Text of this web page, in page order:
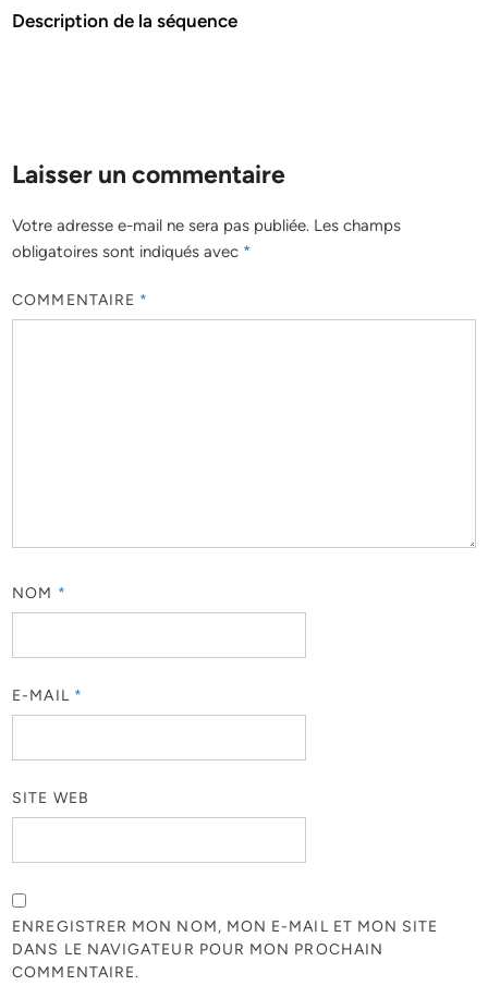
Description de la séquence
Laisser un commentaire
Votre adresse e-mail ne sera pas publiée. Les champs
obligatoires sont indiqués avec *
COMMENTAIRE *
NOM *
E-MAIL *
SITE WEB
ENREGISTRER MON NOM, MON E-MAIL ET MON SITE
DANS LE NAVIGATEUR POUR MON PROCHAIN
COMMENTAIRE.